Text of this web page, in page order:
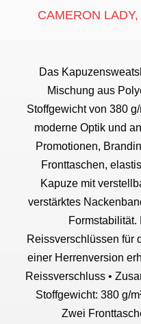
CAMERON
Das
Mischung aus
Stoffgewicht von 380
moderne Optik und
Promotionen,
Fronttaschen,
Kapuze mit
verstärktes
Reissverschlüssen für
einer Herrenversion
Reissverschluss •
Stoffgewicht: 380 g/
Zwei